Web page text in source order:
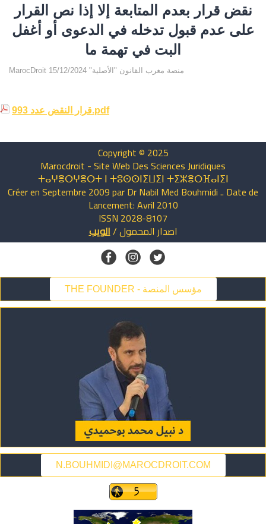
نقض قرار بعدم المتابعة إلا إذا نص القرار
على عدم قبول تدخله في الدعوى أو أغفل
البت في تهمة ما
MarocDroit منصة مغرب القانون "الأصلية" 15/12/2024
قرار النقض عدد 993.pdf
Copyright © 2025
Marocdroit - Site Web Des Sciences Juridiques
ⵜⴰⵖⴻⵔⵖⴻⵔⵜ ⵏ ⵜⵓⵙⵙⵏⵉⵡⵉⵏ ⵜⵉⵣⴻⵔⴼⴰⵏⵉⵏ
Créer en Septembre 2009 par Dr Nabil Med Bouhmidi .. Date de
Lancement: Avril 2010
ISSN 2028-8107
اصدارالمحمول/الويب
THE FOUNDER - مؤسس المنصة
N.BOUHMIDI@MAROCDROIT.COM